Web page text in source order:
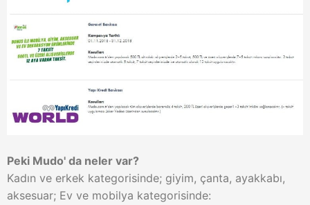
Peki Mudo' da neler var?
Kadın ve erkek kategorisinde; giyim, çanta, ayakkabı,
aksesuar; Ev ve mobilya kategorisinde: